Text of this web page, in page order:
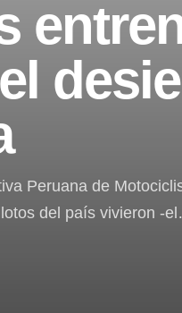
Peruana de
del país vivieron -